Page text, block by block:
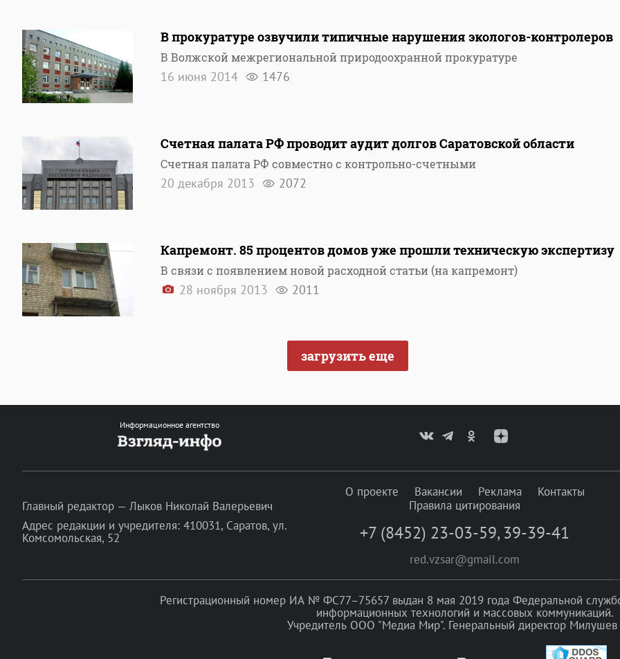
В прокуратуре озвучили типичные нарушения экологов-контролеров
В Волжской межрегиональной природоохранной прокуратуре
16 июня 2014 1476
Счетная палата РФ проводит аудит долгов Саратовской области
Счетная палата РФ совместно с контрольно-счетными
20 декабря 2013 2072
Капремонт. 85 процентов домов уже прошли техническую экспертизу
В связи с появлением новой расходной статьи (на капремонт)
28 ноября 2013 2011
загрузить еще
Информационное агентство
Главный редактор — Лыков Николай Валерьевич
Адрес редакции и учредителя: 410031, Саратов, ул.
Комсомольская, 52
О проекте Вакансии Реклама
Контакты
Правила цитирования
+7 (8452) 23-03-59, 39-39-41
red.vzsar@gmail.com
Регистрационный номер ИА № ФС77–75657 выдан 8 мая 2019 года Федеральной
информационных технологий и массовых коммуникаций.
Учредитель ООО "Медиа Мир". Генеральный директор